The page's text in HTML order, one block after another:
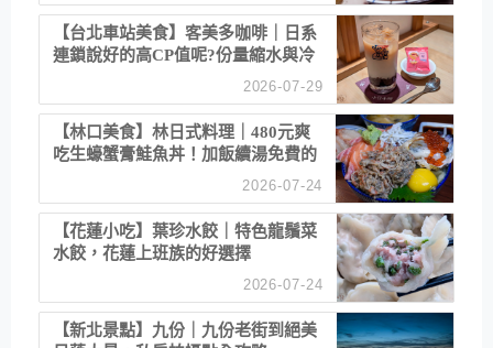
【台北車站美食】客美多咖啡｜日系
連鎖說好的高CP值呢?份量縮水與冷
2026-07-29
【林口美食】林日式料理｜480元爽
吃生蠔蟹膏鮭魚丼！加飯續湯免費的
2026-07-24
【花蓮小吃】葉珍水餃｜特色龍鬚菜
水餃，花蓮上班族的好選擇
2026-07-24
【新北景點】九份｜九份老街到絕美